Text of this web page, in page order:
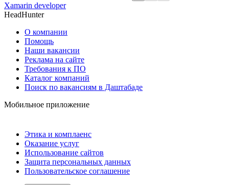
Xamarin developer
HeadHunter
О компании
Помощь
Наши вакансии
Реклама на сайте
Требования к ПО
Каталог компаний
Поиск по вакансиям в Даштабаде
Мобильное приложение
Этика и комплаенс
Оказание услуг
Использование сайтов
Защита персональных данных
Пользовательское соглашение